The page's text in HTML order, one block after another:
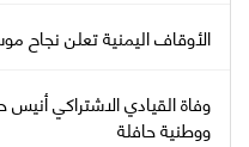
الأوقاف اليمنية تعلن نجاح موسم
وفاة القيادي الاشتراكي
ووطنية حافلة